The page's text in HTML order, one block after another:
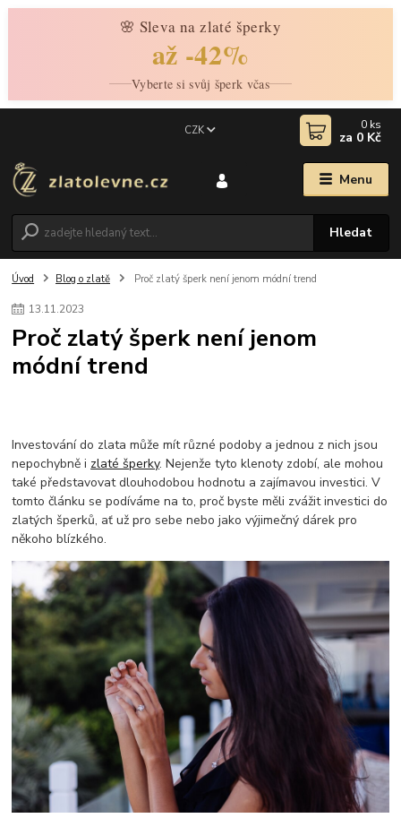
🌸 Sleva na zlaté šperky
až -42%
Vyberte si svůj šperk včas
Menu
CZK
Hledat
0 ks
za 0 Kč
Úvod Blog o zlatě Proč zlatý šperk není jenom módní trend
13.11.2023
Proč zlatý šperk není jenom
módní trend
Investování do zlata může mít různé podoby a jednou z nich jsou
nepochybně i zlaté šperky. Nejenže tyto klenoty zdobí, ale mohou
také představovat dlouhodobou hodnotu a zajímavou investici. V
tomto článku se podíváme na to, proč byste měli zvážit investici do
zlatých šperků, ať už pro sebe nebo jako výjimečný dárek pro
někoho blízkého.